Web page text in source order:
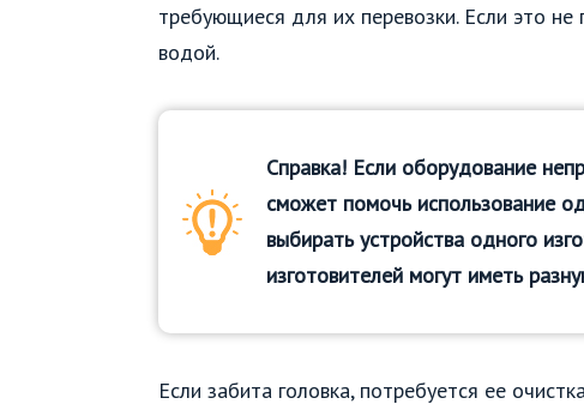
требующиеся для их перевозки. Если это
водой.
Справка! Если оборудование
сможет помочь использование
выбирать устройства одного
изготовителей могут иметь
Если забита головка, потребуется ее